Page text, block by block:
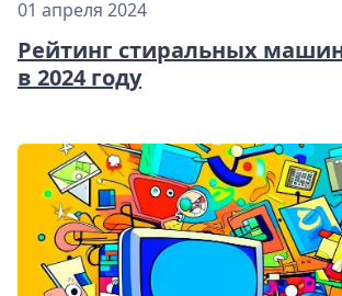
01 апреля 2024
Рейтинг стиральных
в 2024 году